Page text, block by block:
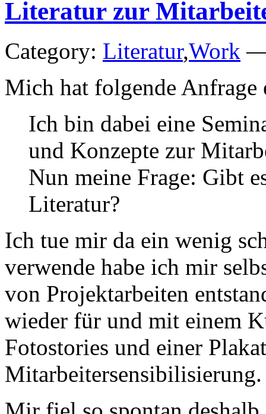
Literatur zur
Category: Literatur,Work —
Mich hat folgende Anfrage
Ich bin dabei eine
und Konzepte zur
Nun meine Frage: Gibt
Literatur?
Ich tue mir da ein wenig
verwende habe ich mir
von Projektarbeiten
wieder für und mit einem
Fotostories und einer
Mitarbeitersensibilisierung.